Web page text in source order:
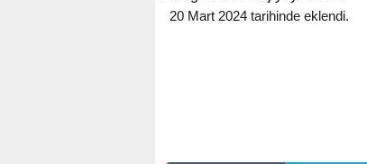
20 Mart 2024 tarihinde eklendi.